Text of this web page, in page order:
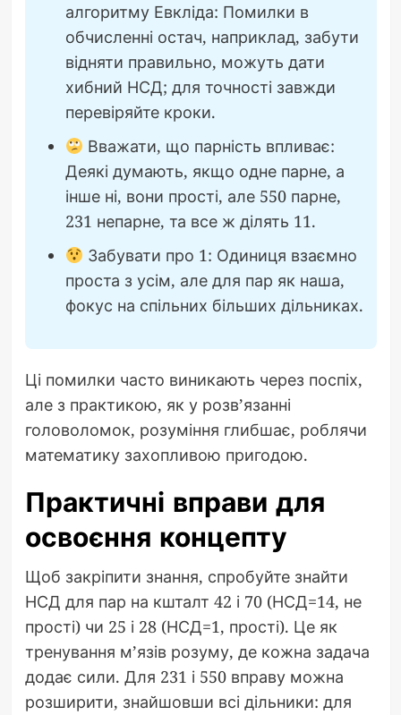
алгоритму Евкліда: Помилки в
обчисленні остач, наприклад, забути
відняти правильно, можуть дати
хибний НСД; для точності завжди
перевіряйте кроки.
Вважати, що парність впливає:
Деякі думають, якщо одне парне, а
інше ні, вони прості, але 550 парне,
231 непарне, та все ж ділять 11.
Забувати про 1: Одиниця взаємно
проста з усім, але для пар як наша,
фокус на спільних більших дільниках.
Ці помилки часто виникають через поспіх,
але з практикою, як у розв’язанні
головоломок, розуміння глибшає, роблячи
математику захопливою пригодою.
Практичні вправи для
освоєння концепту
Щоб закріпити знання, спробуйте знайти
НСД для пар на кшталт 42 і 70 (НСД=14, не
прості) чи 25 і 28 (НСД=1, прості). Це як
тренування м’язів розуму, де кожна задача
додає сили. Для 231 і 550 вправу можна
розширити, знайшовши всі дільники: для